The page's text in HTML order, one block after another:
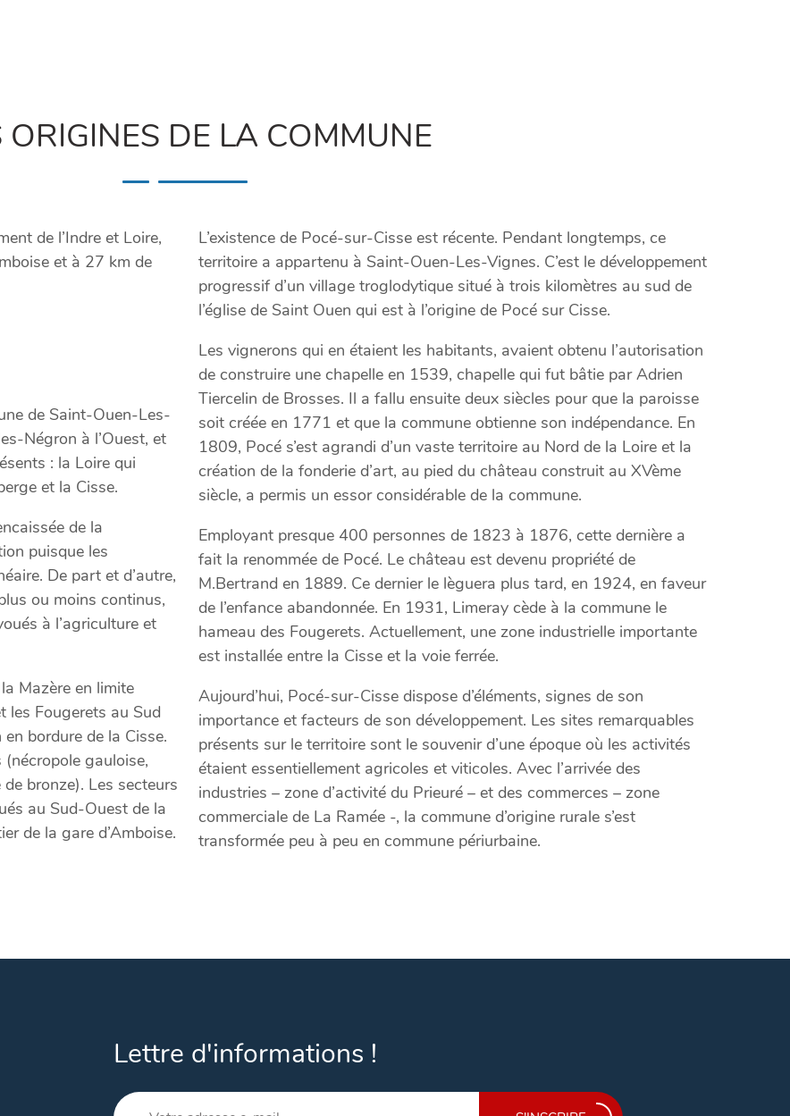
ORIGINES DE LA COMMUNE
de l’Indre et Loire,
et à 27 km de
de Saint-Ouen-Les-
Négron à l’Ouest, et
: la Loire qui
et la Cisse.
de la
puisque les
De part et d’autre,
ou moins continus,
à l’agriculture et
Mazère en limite
les Fougerets au Sud
bordure de la Cisse.
gauloise,
bronze). Les secteurs
au Sud-Ouest de la
de la gare d’Amboise.
L’existence de Pocé-sur-Cisse est récente. Pendant longtemps, ce
territoire a appartenu à Saint-Ouen-Les-Vignes. C’est le développement
progressif d’un village troglodytique situé à trois kilomètres au sud de
l’église de Saint Ouen qui est à l’origine de Pocé sur Cisse.
Les vignerons qui en étaient les habitants, avaient obtenu l’autorisation
de construire une chapelle en 1539, chapelle qui fut bâtie par Adrien
Tiercelin de Brosses. Il a fallu ensuite deux siècles pour que la paroisse
soit créée en 1771 et que la commune obtienne son indépendance. En
1809, Pocé s’est agrandi d’un vaste territoire au Nord de la Loire et la
création de la fonderie d’art, au pied du château construit au XVème
siècle, a permis un essor considérable de la commune.
Employant presque 400 personnes de 1823 à 1876, cette dernière a
fait la renommée de Pocé. Le château est devenu propriété de
M.Bertrand en 1889. Ce dernier le lèguera plus tard, en 1924, en faveur
de l’enfance abandonnée. En 1931, Limeray cède à la commune le
hameau des Fougerets. Actuellement, une zone industrielle importante
est installée entre la Cisse et la voie ferrée.
Aujourd’hui, Pocé-sur-Cisse dispose d’éléments, signes de son
importance et facteurs de son développement. Les sites remarquables
présents sur le territoire sont le souvenir d’une époque où les activités
étaient essentiellement agricoles et viticoles. Avec l’arrivée des
industries – zone d’activité du Prieuré – et des commerces – zone
commerciale de La Ramée -, la commune d’origine rurale s’est
transformée peu à peu en commune périurbaine.
Lettre d'informations !